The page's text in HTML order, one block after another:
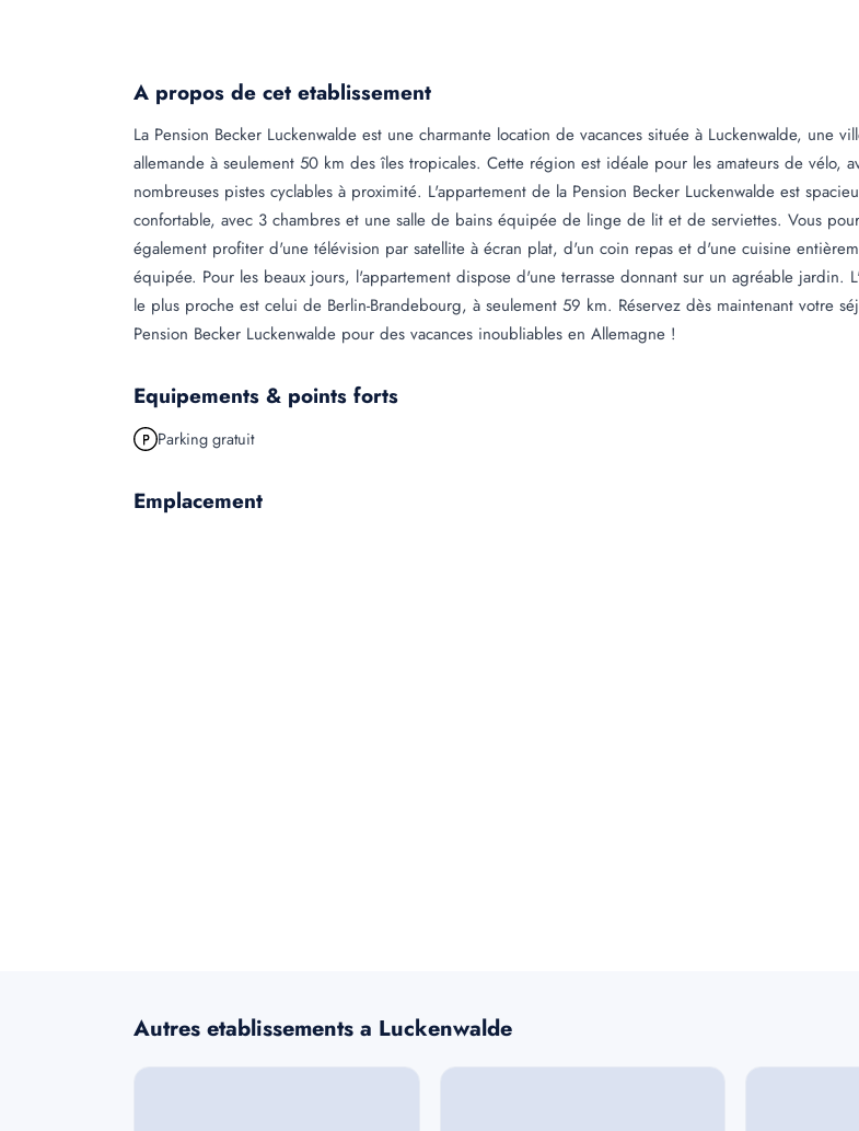
A propos de cet etablissement
La Pension Becker Luckenwalde est une charmante location de vacances située à Luckenwalde, une
allemande à seulement 50 km des îles tropicales. Cette région est idéale pour les amateurs de vélo,
nombreuses pistes cyclables à proximité. L'appartement de la Pension Becker Luckenwalde est
confortable, avec 3 chambres et une salle de bains équipée de linge de lit et de serviettes. Vous
également profiter d'une télévision par satellite à écran plat, d'un coin repas et d'une cuisine
équipée. Pour les beaux jours, l'appartement dispose d'une terrasse donnant sur un agréable jardin.
le plus proche est celui de Berlin-Brandebourg, à seulement 59 km. Réservez dès maintenant votre
Pension Becker Luckenwalde pour des vacances inoubliables en Allemagne !
Equipements & points forts
Parking gratuit
Emplacement
Autres etablissements a Luckenwalde